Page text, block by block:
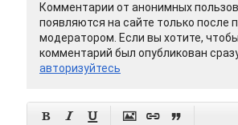
Комментарии от анонимных
появляются на сайте только после
модератором. Если вы хотите,
комментарий был опубликован
авторизуйтесь
     